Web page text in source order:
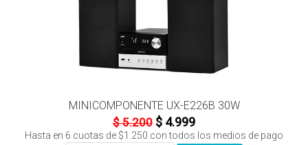
MINICOMPONENTE UX-E226B 30W
$ 5.200 $ 4.999
Hasta en 6 cuotas de $1.250 con todos los medios de pago